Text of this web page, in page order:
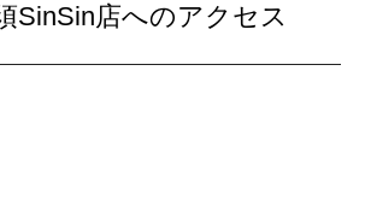
SinSin店へのアクセス